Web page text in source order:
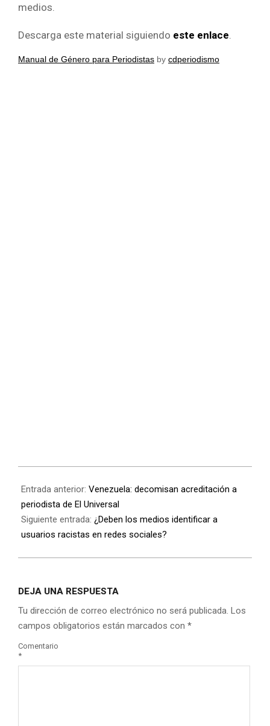
medios.
Descarga este material siguiendo este enlace
Manual de Género para Periodistas by cdperiodismo
Entrada anterior: Venezuela: decomisan acreditación a
periodista de El Universal
Siguiente entrada: ¿Deben los medios identificar a
usuarios racistas en redes sociales?
DEJA UNA RESPUESTA
Tu dirección de correo electrónico no será publicada. Los
campos obligatorios están marcados con *
Comentario
*